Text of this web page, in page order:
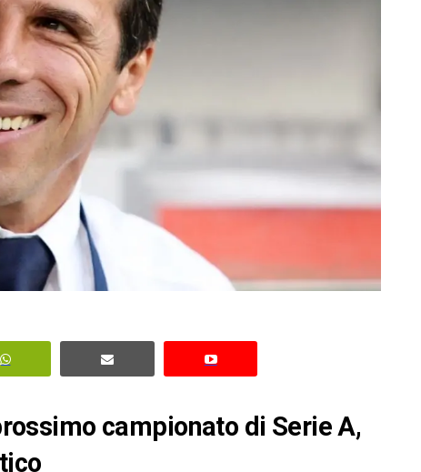
campionato di Serie A,